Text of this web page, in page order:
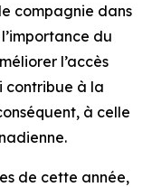
compagnie dans
du
l’accès
contribue à la
à celle
de cette année,